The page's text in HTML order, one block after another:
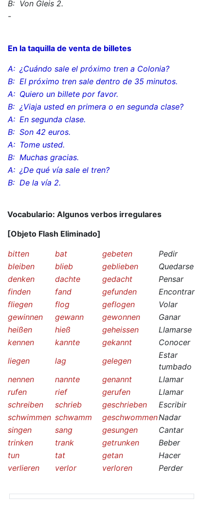
B: Von Gleis 2.
-
En la taquilla de venta de billetes
A: ¿Cuándo sale el próximo tren a Colonia?
B: El próximo tren sale dentro de 35 minutos.
A: Quiero un billete por favor.
B: ¿Viaja usted en primera o en segunda clase?
A: En segunda clase.
B: Son 42 euros.
A: Tome usted.
B: Muchas gracias.
A: ¿De qué vía sale el tren?
B: De la vía 2.
Vocabulario: Algunos verbos irregulares
[Objeto Flash Eliminado]
bitten bat gebeten
Pedir
bleiben
blieb geblieben
Quedarse
denken
dachte gedacht
Pensar
finden
fand gefunden
Encontrar
fliegen
flog geflogen
Volar
gewinnen
gewann gewonnen
Ganar
heißen
hieß geheissen
Llamarse
kennen
kannte gekannt
Conocer
liegen
lag gelegen
Estar
tumbado
nennen
nannte genannt
Llamar
rufen
rief gerufen
Llamar
schreiben
schrieb geschrieben
Escribir
schwimmen schwamm geschwommenNadar
singen
sang gesungen
Cantar
trinken
trank getrunken
Beber
tun
tat getan
Hacer
verlieren
verlor verloren Perder